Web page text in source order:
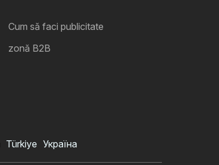
Cum să faci publicitate
zonă B2B
Türkiye Україна